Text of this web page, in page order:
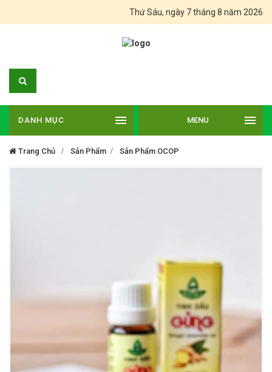
Thứ Sáu, ngày 7 tháng 8 năm 2026
DANH MỤC MENU
Trang Chủ Sản Phẩm Sản Phẩm OCOP